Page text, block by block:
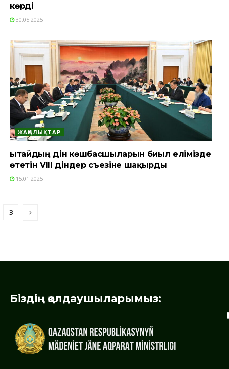
көрді
30.05.2025
ЖАҢАЛЫҚТАР
Қытайдың дін көшбасшыларын биыл елімізде
өтетін VIII діндер съезіне шақырды
15.01.2025
3
Біздің қолдаушыларымыз: